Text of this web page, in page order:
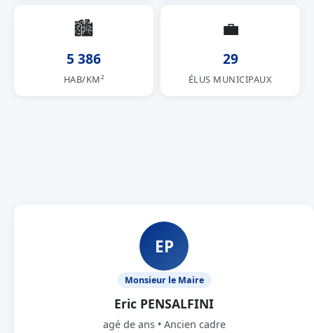
🏙
5 386
HAB/KM²
💼
29
ÉLUS MUNICIPAUX
EP
Monsieur le Maire
Eric PENSALFINI
agé de ans • Ancien cadre